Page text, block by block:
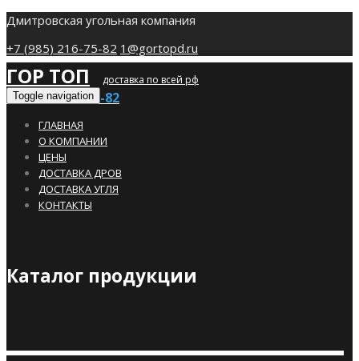
Дмитровская угольная компания
+7 (985) 216-75-82 1@gortopd.ru
ГОР ТОП доставка по всей рф
+7 (985) 216-75-82
Toggle navigation
ГЛАВНАЯ
О КОМПАНИИ
ЦЕНЫ
ДОСТАВКА ДРОВ
ДОСТАВКА УГЛЯ
КОНТАКТЫ
Каталог продукции